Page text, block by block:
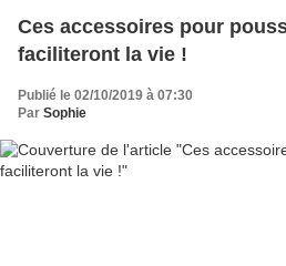
Ces accessoires pour
faciliteront la vie !
Publié le 02/10/2019 à 07:30
Par Sophie